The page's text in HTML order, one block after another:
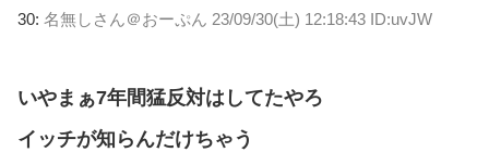
30: 名無しさん＠おーぷん 23/09/30(土) 12:18:43 ID:uvJW
いやまぁ7年間猛反対はしてたやろ
イッチが知らんだけちゃう